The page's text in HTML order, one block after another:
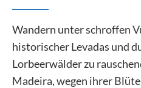
Wandern unter schroffen
historischer Levadas und
Lorbeerwälder zu
Madeira, wegen ihrer